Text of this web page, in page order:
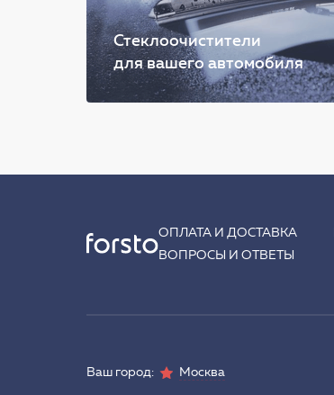
Стеклоочистители
для вашего автомобиля
ОПЛАТА И ДОСТАВКА
ВОПРОСЫ И ОТВЕТЫ
Ваш город: Москва